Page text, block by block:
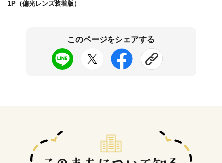
1P（偏光レンズ装着版）
このページをシェアする